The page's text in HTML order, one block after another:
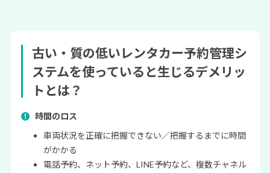
古い・質の低いレンタカー予約管理シ
ステムを使っていると生じるデメリッ
ト とは？
時間のロス
車両状況を正確に把握できない／把握するまでに時間
がかかる
電話予約、ネット予約、LINE予約など、複数チャネル